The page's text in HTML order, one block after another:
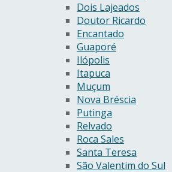
Dois Lajeados
Doutor Ricardo
Encantado
Guaporé
Ilópolis
Itapuca
Muçum
Nova Bréscia
Putinga
Relvado
Roca Sales
Santa Teresa
São Valentim do Sul